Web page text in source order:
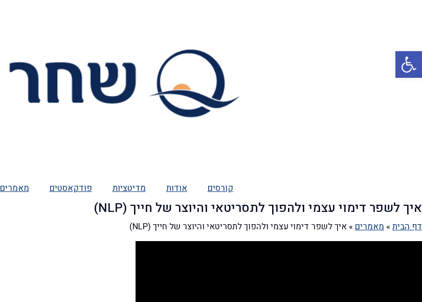
פתח סרגל נגישות
קורסים אודות מדיטציות פודקאסטים מאמרים
איך לשפר דימוי עצמי ולהפוך לתסריטאי והיוצר של חייך (NLP)
דף הבית » מאמרים » איך לשפר דימוי עצמי ולהפוך לתסריטאי והיוצר של חייך (NLP)